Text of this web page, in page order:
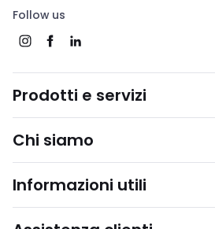
Follow us
Prodotti e servizi
Chi siamo
Informazioni utili